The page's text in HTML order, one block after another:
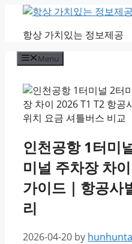
content
항상 가치있는 정보제공
Menu
인천공항 1터미
미널 주차장 차
가이드｜항공사
리
2026-04-20 by